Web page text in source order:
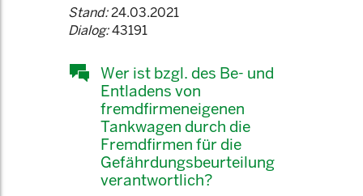
Stand:24.03.2021
Dialog:43191
Wer ist bzgl. des Be- und
Entladens von
fremdfirmeneigenen
Tankwagen durch die
Fremdfirmen für die
Gefährdungsbeurteilung
verantwortlich?